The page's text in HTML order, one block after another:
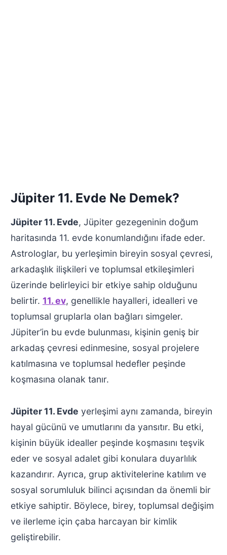
Jüpiter 11. Evde Ne Demek?
Jüpiter 11. Evde, Jüpiter gezegeninin doğum
haritasında 11. evde konumlandığını ifade eder.
Astrologlar, bu yerleşimin bireyin sosyal çevresi,
arkadaşlık ilişkileri ve toplumsal etkileşimleri
üzerinde belirleyici bir etkiye sahip olduğunu
belirtir. 11. ev, genellikle hayalleri, idealleri ve
toplumsal gruplarla olan bağları simgeler.
Jüpiter’in bu evde bulunması, kişinin geniş bir
arkadaş çevresi edinmesine, sosyal projelere
katılmasına ve toplumsal hedefler peşinde
koşmasına olanak tanır.
Jüpiter 11. Evde yerleşimi aynı zamanda, bireyin
hayal gücünü ve umutlarını da yansıtır. Bu etki,
kişinin büyük idealler peşinde koşmasını teşvik
eder ve sosyal adalet gibi konulara duyarlılık
kazandırır. Ayrıca, grup aktivitelerine katılım ve
sosyal sorumluluk bilinci açısından da önemli bir
etkiye sahiptir. Böylece, birey, toplumsal değişim
ve ilerleme için çaba harcayan bir kimlik
geliştirebilir.